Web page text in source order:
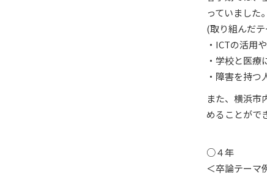
っていました。
(取り組んだ
・ICTの活用
・学校と医療
・障害を持つ
また、横浜市
めることがで
○４年
＜卒論テーマ